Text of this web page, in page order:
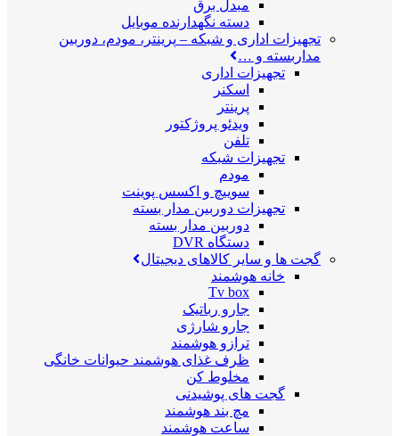
مبدل برق
دسته نگهدارنده موبایل
تجهیزات اداری و شبکه – پرینتر، مودم، دوربین
مداربسته و …
تجهیزات اداری
اسکنر
پرینتر
ویدئو پروژکتور
تلفن
تجهیزات شبکه
مودم
سوییچ و اکسس پوینت
تجهیزات دوربین مدار بسته
دوربین مدار بسته
دستگاه DVR
گجت ها و سایر کالاهای دیجیتال
خانه هوشمند
Tv box
جارو رباتیک
جارو شارژی
ترازو هوشمند
ظرف غذای هوشمند حیوانات خانگی
مخلوط کن
گجت های پوشیدنی
مچ بند هوشمند
ساعت هوشمند